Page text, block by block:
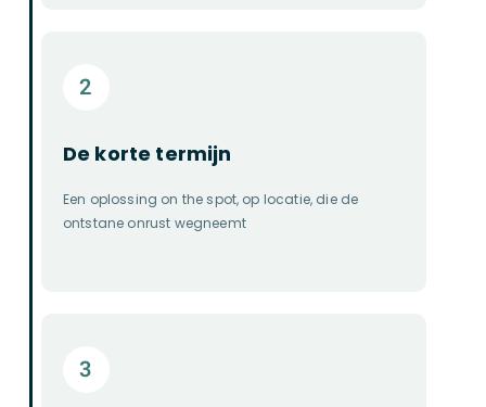
De korte termijn
Een oplossing on the spot, op locatie, die de
ontstane onrust wegneemt